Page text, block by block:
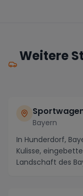
Weitere
Bayern
In Hunderdorf,
Kulisse,
Landschaft des